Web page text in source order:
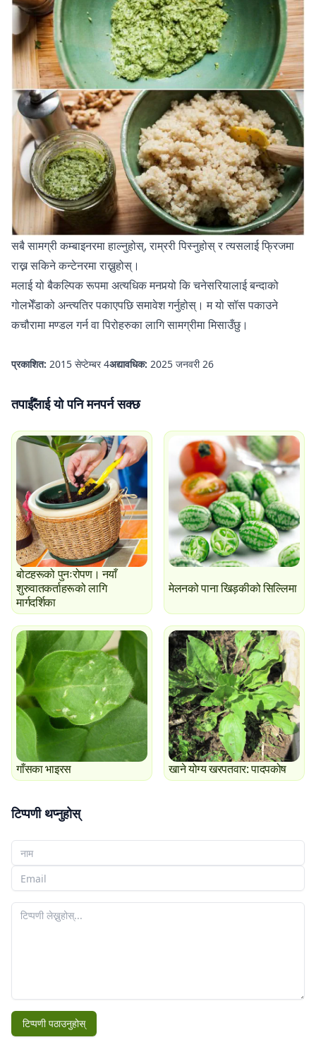
सबै सामग्री कम्बाइनरमा हाल्नुहोस्, राम्ररी पिस्नुहोस् र त्यसलाई फ्रिजमा
राख्न सकिने कन्टेनरमा राख्नुहोस्।
मलाई यो बैकल्पिक रूपमा अत्यधिक मनपर्‍यो कि चनेसरियालाई बन्दाको
गोलभेँडाको अन्त्यतिर पकाएपछि समावेश गर्नुहोस्। म यो सॉस पकाउने
कचौरामा मण्डल गर्न वा पिरोहरुका लागि सामग्रीमा मिसाउँछु।
प्रकाशित: 2015 सेप्टेम्बर 4अद्यावधिक: 2025 जनवरी 26
तपाईँलाई यो पनि मनपर्न सक्छ
बोटहरूको पुनःरोपण। नयाँ
शुरुवातकर्ताहरूको लागि
मार्गदर्शिका
मेलनको पाना खिड़कीको सिल्लिमा
गाँसका भाइरस खाने योग्य खरपतवार: पादपकोष
टिप्पणी थप्नुहोस्
तपाईँको नाम
तपाईँको इमेल
तपाईँको टिप्पणी
टिप्पणी पठाउनुहोस्